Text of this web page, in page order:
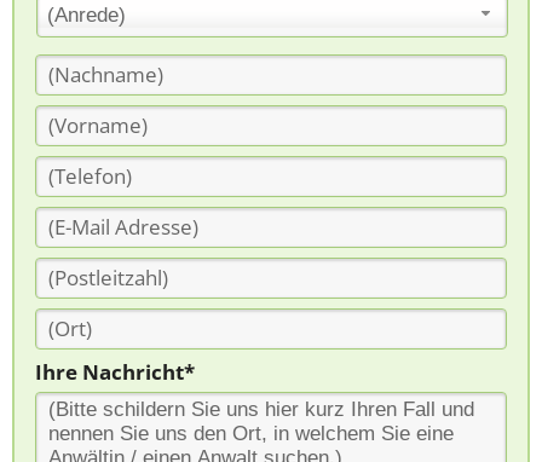
(Anrede)
Ihre Nachricht*